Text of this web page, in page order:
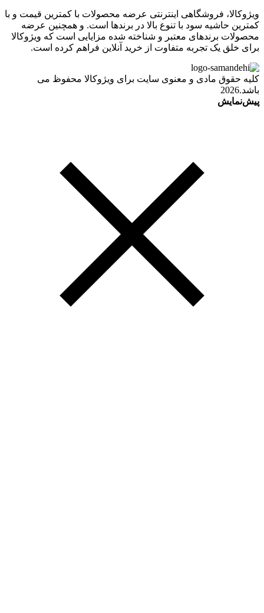
ویژوکالا، فروشگاهی اینترنتی عرضه محصولات با کمترین قیمت و با
کمترین حاشیه سود با تنوع بالا در برندها است. و همچنین عرضه
محصولات برندهای معتبر و شناخته شده مزایایی است که ویژوکالا
برای خلق یک تجربه متفاوت از خرید آنلاین فراهم کرده است.
کلیه حقوق مادی و معنوی سایت برای ویژوکالا محفوظ می
باشد.2026
پیش‌نمایش